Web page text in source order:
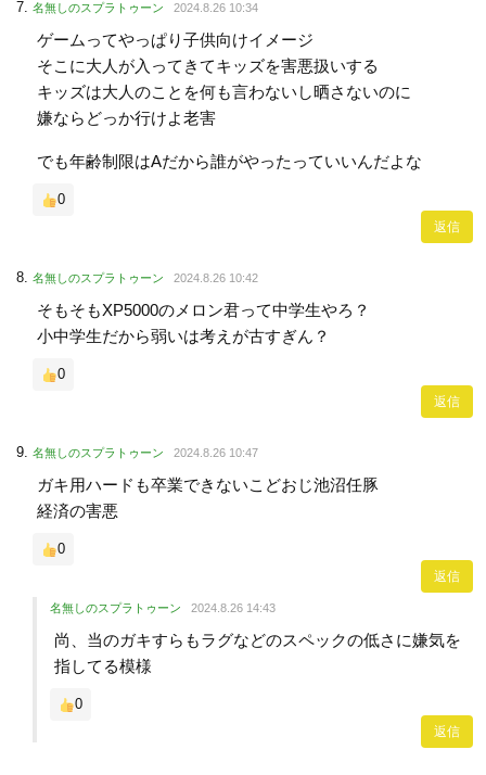
名無しのスプラトゥーン 2024.8.26 10:34
ゲームってやっぱり子供向けイメージ
そこに大人が入ってきてキッズを害悪扱いする
キッズは大人のことを何も言わないし晒さないのに
嫌ならどっか行けよ老害
でも年齢制限はAだから誰がやったっていいんだよな
0
返信
名無しのスプラトゥーン 2024.8.26 10:42
そもそもXP5000のメロン君って中学生やろ？
小中学生だから弱いは考えが古すぎん？
0
返信
名無しのスプラトゥーン 2024.8.26 10:47
ガキ用ハードも卒業できないこどおじ池沼任豚
経済の害悪
0
返信
名無しのスプラトゥーン 2024.8.26 14:43
尚、当のガキすらもラグなどのスペックの低さに嫌気を
指してる模様
0
返信